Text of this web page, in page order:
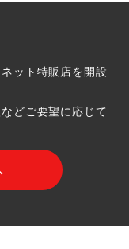
ット特販店を開設
どご要望に応じて